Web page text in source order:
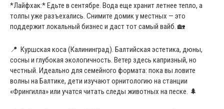
*Лайфхак:* Едьте в сентябре. Вода еще хранит летнее тепло, а
толпы уже разъехались. Снимите домик у местных — это
поддержит локальный бизнес и даст тот самый вайб. 🏡
📍 Куршская коса (Калининград). Балтийская эстетика, дюны,
сосны и глубокая экологичность. Ветер здесь капризный, но
честный. Идеально для семейного формата: пока вы ловите
волны на Балтике, дети изучают орнитологию на станции
«Фрингилла» или учатся читать следы животных на песке. 🌲